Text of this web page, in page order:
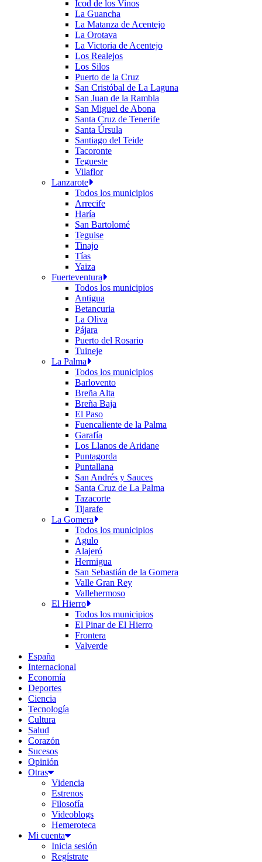
Icod de los Vinos
La Guancha
La Matanza de Acentejo
La Orotava
La Victoria de Acentejo
Los Realejos
Los Silos
Puerto de la Cruz
San Cristóbal de La Laguna
San Juan de la Rambla
San Miguel de Abona
Santa Cruz de Tenerife
Santa Úrsula
Santiago del Teide
Tacoronte
Tegueste
Vilaflor
Lanzarote
Todos los municipios
Arrecife
Haría
San Bartolomé
Teguise
Tinajo
Tías
Yaiza
Fuerteventura
Todos los municipios
Antigua
Betancuria
La Oliva
Pájara
Puerto del Rosario
Tuineje
La Palma
Todos los municipios
Barlovento
Breña Alta
Breña Baja
El Paso
Fuencaliente de la Palma
Garafía
Los Llanos de Aridane
Puntagorda
Puntallana
San Andrés y Sauces
Santa Cruz de La Palma
Tazacorte
Tijarafe
La Gomera
Todos los municipios
Agulo
Alajeró
Hermigua
San Sebastián de la Gomera
Valle Gran Rey
Vallehermoso
El Hierro
Todos los municipios
El Pinar de El Hierro
Frontera
Valverde
España
Internacional
Economía
Deportes
Ciencia
Tecnología
Cultura
Salud
Corazón
Sucesos
Opinión
Otras
Videncia
Estrenos
Filosofía
Videoblogs
Hemeroteca
Mi cuenta
Inicia sesión
Regístrate